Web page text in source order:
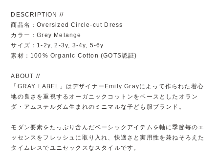
DESCRIPTION //
商品名：Oversized Circle-cut Dress
カラー：Grey Melange
サイズ：1-2y, 2-3y, 3-4y, 5-6y
素材：100% Organic Cotton (GOTS認証)
ABOUT //
「GRAY LABEL」はデザイナーEmily Grayによって作られた着心
地の良さを重視するオーガニックコットンをベースとしたオラン
ダ・アムステルダム生まれのミニマルな子ども服ブランド。
モダン要素をたっぷり含んだベーシックアイテムを軸に季節毎のエ
ッセンスをフレッシュに取り入れ、快適さと実用性を兼ねそろえた
タイムレスでユニセックスなスタイルです。